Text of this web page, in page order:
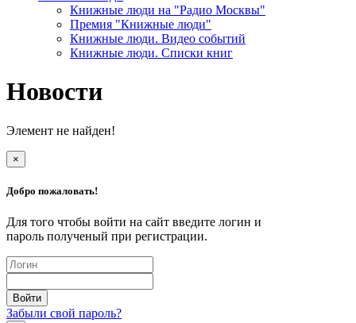
Книжные люди на "Радио Москвы"
Премия "Книжные люди"
Книжные люди. Видео событий
Книжные люди. Списки книг
Новости
Элемент не найден!
×
Добро пожаловать!
Для того чтобы войти на сайт введите логин и
пароль полученый при регистрации.
Забыли свой пароль?